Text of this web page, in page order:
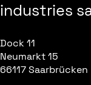
industries
Dock 11
Neumarkt 15
66117 Saarbrücken